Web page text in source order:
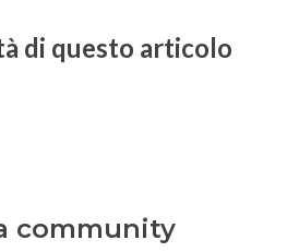
di questo articolo
community